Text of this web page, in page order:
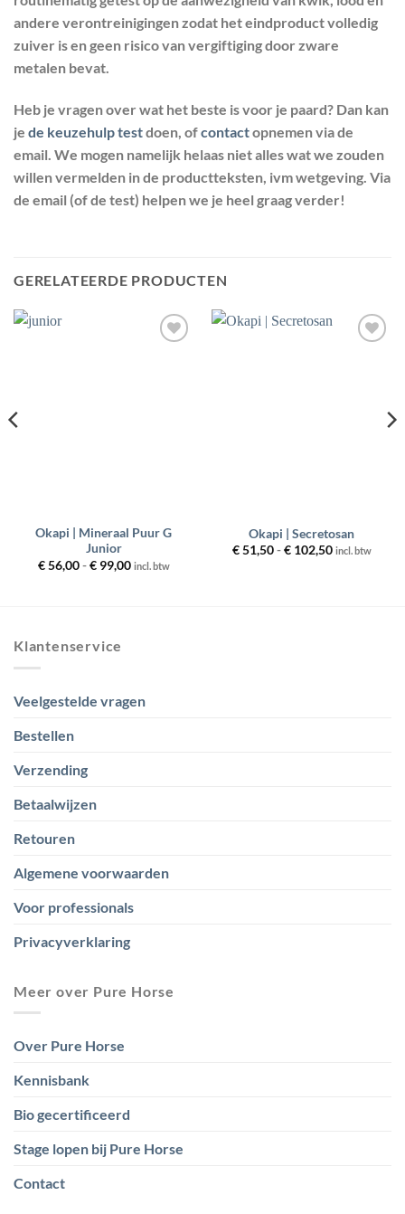
andere verontreinigingen zodat het eindproduct volledig
zuiver is en geen risico van vergiftiging door zware
metalen bevat.
Heb je vragen over wat het beste is voor je paard? Dan kan
je de keuzehulp testdoen, ofcontactopnemen via de
email. We mogen namelijk helaas niet alles wat we zouden
willen vermelden in de productteksten, ivm wetgeving. Via
de email (of de test) helpen we je heel graag verder!
GERELATEERDE PRODUCTEN
Okapi | Mineraal Puur G
Junior
€56,00 - €99,00Prijsklasse:
incl. btw
Okapi | Secretosan
€51,50 - €102,50Prijsklasse:
incl. btw
Klantenservice
Veelgestelde vragen
Bestellen
Verzending
Betaalwijzen
Retouren
Algemene voorwaarden
Voor professionals
Privacyverklaring
Meer over Pure Horse
Over Pure Horse
Kennisbank
Bio gecertificeerd
Stage lopen bij Pure Horse
Contact